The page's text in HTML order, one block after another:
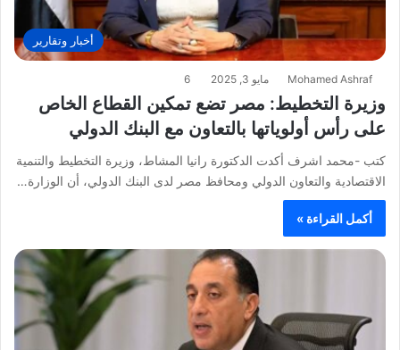
أخبار وتقارير
Mohamed Ashraf مايو 3, 2025 6
وزيرة التخطيط: مصر تضع تمكين القطاع الخاص
على رأس أولوياتها بالتعاون مع البنك الدولي
كتب -محمد اشرف أكدت الدكتورة رانيا المشاط، وزيرة التخطيط والتنمية
الاقتصادية والتعاون الدولي ومحافظ مصر لدى البنك الدولي، أن الوزارة…
أكمل القراءة »